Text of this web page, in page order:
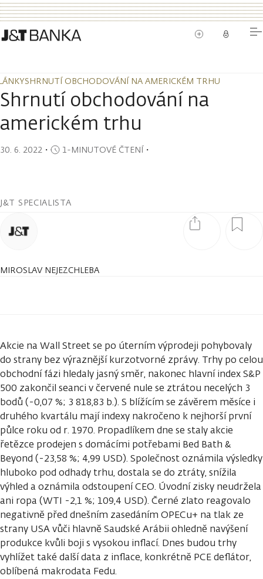
SHRNUTÍ OBCHODOVÁNÍ NA AMERICKÉM TRHU
SHRNUTÍ OBCHODOVÁNÍ NA AMERICKÉM TRHU
Shrnutí obchodování na
americkém trhu
30. 6. 2022 ・ 1-MINUTOVÉ ČTENÍ・
J&T SPECIALISTA
MIROSLAV NEJEZCHLEBA
Akcie na Wall Street se po úterním výprodeji pohybovaly
do strany bez výraznější kurzotvorné zprávy. Trhy po celou
obchodní fázi hledaly jasný směr, nakonec hlavní index S&P
500 zakončil seanci v červené nule se ztrátou necelých 3
bodů (-0,07 %; 3 818,83 b.). S blížícím se závěrem měsíce i
druhého kvartálu mají indexy nakročeno k nejhorší první
půlce roku od r. 1970. Propadlíkem dne se staly akcie
řetězce prodejen s domácími potřebami Bed Bath &
Beyond (-23,58 %; 4,99 USD). Společnost oznámila výsledky
hluboko pod odhady trhu, dostala se do ztráty, snížila
výhled a oznámila odstoupení CEO. Úvodní zisky neudržela
ani ropa (WTI -2,1 %; 109,4 USD). Černé zlato reagovalo
negativně před dnešním zasedáním OPECu+ na tlak ze
strany USA vůči hlavně Saudské Arábii ohledně navýšení
produkce kvůli boji s vysokou inflací. Dnes budou trhy
vyhlížet také další data z inflace, konkrétně PCE deflátor,
oblíbená makrodata Fedu.